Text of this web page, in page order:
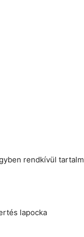
rendkívül
lapocka